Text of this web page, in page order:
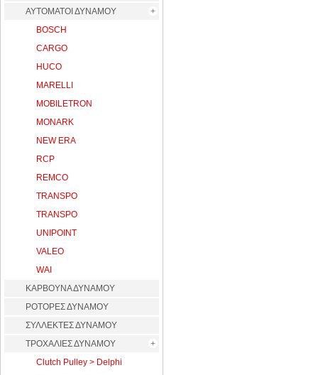
ΑΥΤΟΜΑΤΟΙ ΔΥΝΑΜΟΥ
BOSCH
CARGO
HUCO
MARELLI
MOBILETRON
MONARK
NEW ERA
RCP
REMCO
TRANSPO
TRANSPO
UNIPOINT
VALEO
WAI
ΚΑΡΒΟΥΝΑ ΔΥΝΑΜΟΥ
ΡΟΤΟΡΕΣ ΔΥΝΑΜΟΥ
ΣΥΛΛΕΚΤΕΣ ΔΥΝΑΜΟΥ
ΤΡΟΧΑΛΙΕΣ ΔΥΝΑΜΟΥ
Clutch Pulley > Delphi